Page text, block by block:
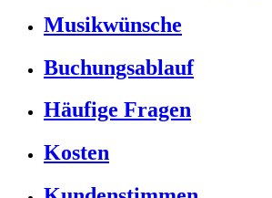
Musikwünsche
Buchungsablauf
Häufige Fragen
Kosten